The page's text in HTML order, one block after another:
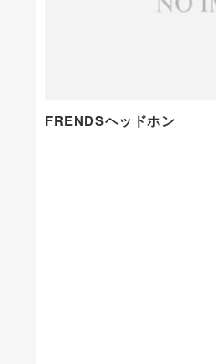
FRENDSヘッドホン